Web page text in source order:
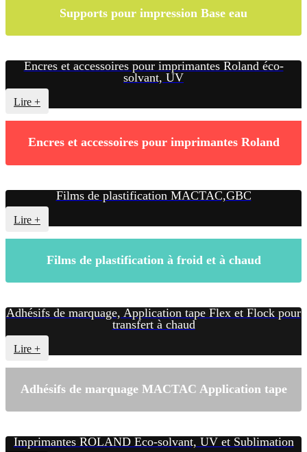
Supports pour impression Base eau
Encres et accessoires pour imprimantes Roland éco-
solvant, UV
Lire +
Encres et accessoires pour imprimantes Roland
Films de plastification MACTAC,GBC
Lire +
Films de plastification à froid et à chaud
Adhésifs de marquage, Application tape Flex et Flock pour
transfert à chaud
Lire +
Adhésifs de marquage MACTAC Application tape
Imprimantes ROLAND Eco-solvant, UV et Sublimation